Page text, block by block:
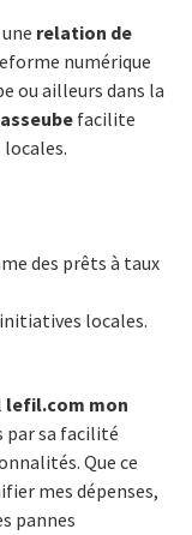
relation de
numérique
ou ailleurs dans la
facilite
des prêts à taux
locales.
lefil.com mon
par sa facilité
Que ce
mes dépenses,
pannes